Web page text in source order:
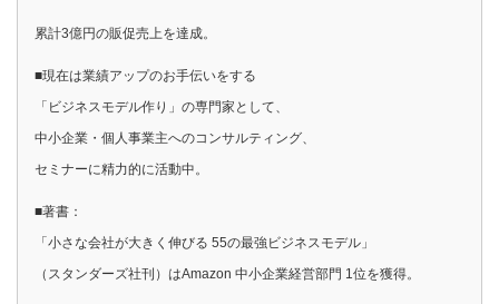
累計3億円の販促売上を達成。
■現在は業績アップのお手伝いをする
「ビジネスモデル作り」の専門家として、
中小企業・個人事業主へのコンサルティング、
セミナーに精力的に活動中。
■著書：
「小さな会社が大きく伸びる 55の最強ビジネスモデル」
（スタンダーズ社刊）はAmazon 中小企業経営部門 1位を獲得。